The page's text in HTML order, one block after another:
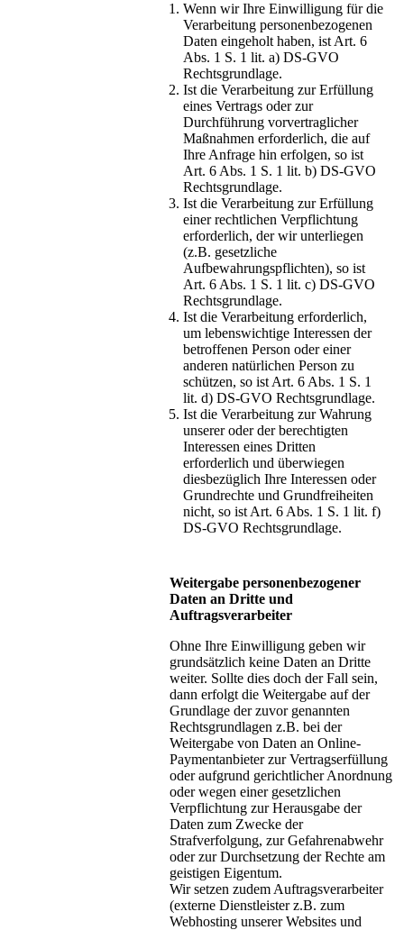
Wenn wir Ihre Einwilligung für die
Verarbeitung personenbezogenen
Daten eingeholt haben, ist Art. 6
Abs. 1 S. 1 lit. a) DS-GVO
Rechtsgrundlage.
Ist die Verarbeitung zur Erfüllung
eines Vertrags oder zur
Durchführung vorvertraglicher
Maßnahmen erforderlich, die auf
Ihre Anfrage hin erfolgen, so ist
Art. 6 Abs. 1 S. 1 lit. b) DS-GVO
Rechtsgrundlage.
Ist die Verarbeitung zur Erfüllung
einer rechtlichen Verpflichtung
erforderlich, der wir unterliegen
(z.B. gesetzliche
Aufbewahrungspflichten), so ist
Art. 6 Abs. 1 S. 1 lit. c) DS-GVO
Rechtsgrundlage.
Ist die Verarbeitung erforderlich,
um lebenswichtige Interessen der
betroffenen Person oder einer
anderen natürlichen Person zu
schützen, so ist Art. 6 Abs. 1 S. 1
lit. d) DS-GVO Rechtsgrundlage.
Ist die Verarbeitung zur Wahrung
unserer oder der berechtigten
Interessen eines Dritten
erforderlich und überwiegen
diesbezüglich Ihre Interessen oder
Grundrechte und Grundfreiheiten
nicht, so ist Art. 6 Abs. 1 S. 1 lit. f)
DS-GVO Rechtsgrundlage.
Weitergabe personenbezogener
Daten an Dritte und
Auftragsverarbeiter
Ohne Ihre Einwilligung geben wir
grundsätzlich keine Daten an Dritte
weiter. Sollte dies doch der Fall sein,
dann erfolgt die Weitergabe auf der
Grundlage der zuvor genannten
Rechtsgrundlagen z.B. bei der
Weitergabe von Daten an Online-
Paymentanbieter zur Vertragserfüllung
oder aufgrund gerichtlicher Anordnung
oder wegen einer gesetzlichen
Verpflichtung zur Herausgabe der
Daten zum Zwecke der
Strafverfolgung, zur Gefahrenabwehr
oder zur Durchsetzung der Rechte am
geistigen Eigentum.
Wir setzen zudem Auftragsverarbeiter
(externe Dienstleister z.B. zum
Webhosting unserer Websites und